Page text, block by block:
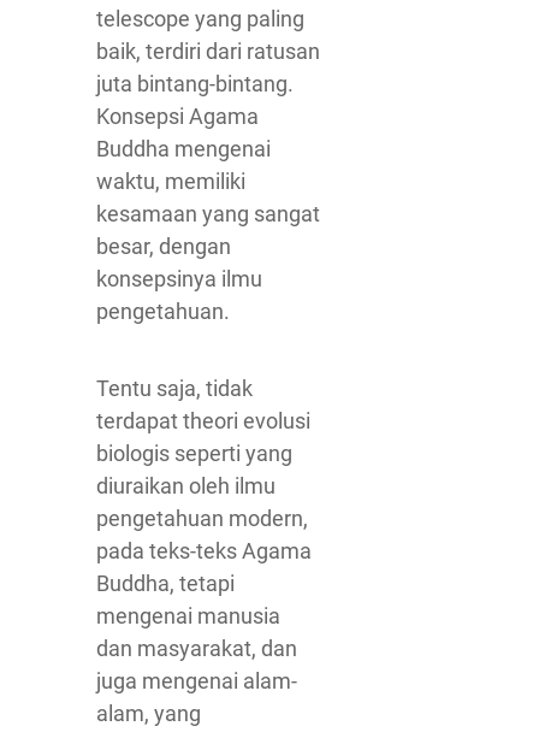
telescope yang paling
baik, terdiri dari ratusan
juta bintang-bintang.
Konsepsi Agama
Buddha mengenai
waktu, memiliki
kesamaan yang sangat
besar, dengan
konsepsinya ilmu
pengetahuan.
Tentu saja, tidak
terdapat theori evolusi
biologis seperti yang
diuraikan oleh ilmu
pengetahuan modern,
pada teks-teks Agama
Buddha, tetapi
mengenai manusia
dan masyarakat, dan
juga mengenai alam-
alam, yang